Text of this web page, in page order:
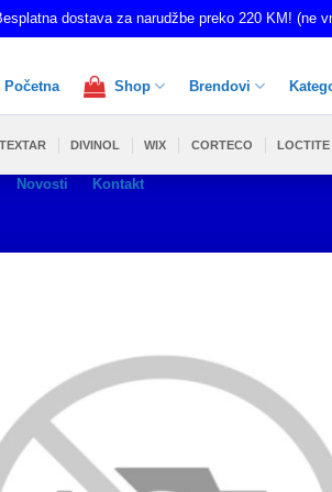
dostava za narudžbe preko 220 KM! (ne
Početna Shop Brendovi
Novosti Kontakt
TEXTAR DIVINOL WIX CORTECO LOCTITE